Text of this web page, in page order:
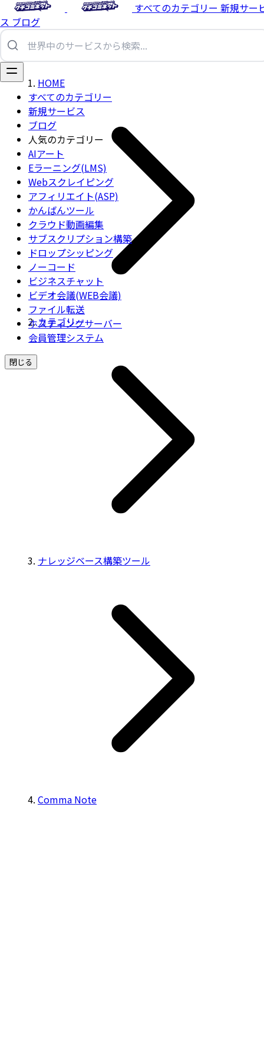
すべてのカテゴリー 新規サー
ス ブログ
すべてのカテゴリー
新規サービス
ブログ
人気のカテゴリー
AIアート
Eラーニング(LMS)
Webスクレイピング
アフィリエイト(ASP)
かんばんツール
クラウド動画編集
サブスクリプション構築
ドロップシッピング
ノーコード
ビジネスチャット
ビデオ会議(WEB会議)
ファイル転送
ホスティングサーバー
会員管理システム
閉じる
HOME
カテゴリー
ナレッジベース構築ツール
Comma Note